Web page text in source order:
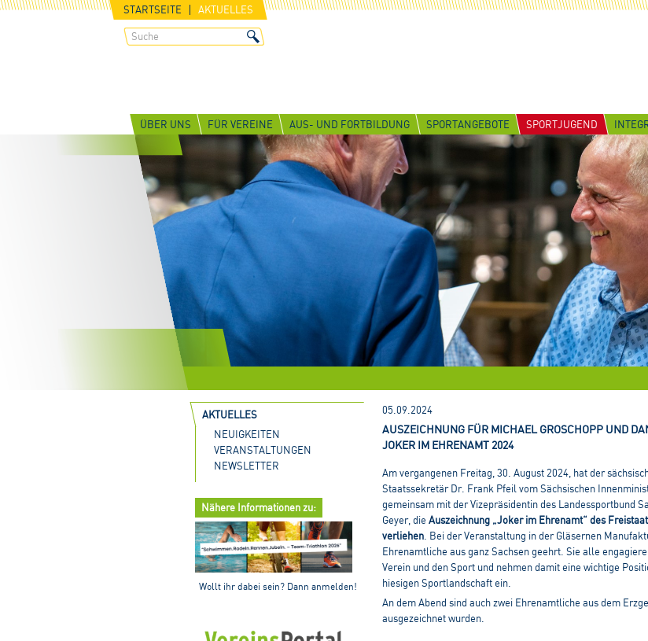
STARTSEITE AKTUELLES
ÜBER UNS FÜR VEREINE AUS- UND FORTBILDUNG SPORTANGEBOTE SPORTJUGEND
AKTUELLES
NEUIGKEITEN
VERANSTALTUNGEN
NEWSLETTER
Nähere Informationen zu:
Wollt ihr dabei sein? Dann anmelden!
05.09.2024
AUSZEICHNUNG FÜR MICHAEL GROSCHOPP UND
JOKER IM EHRENAMT 2024
Am vergangenen Freitag, 30. August 2024, hat der
Staatssekretär Dr. Frank Pfeil vom Sächsischen
gemeinsam mit der Vizepräsidentin des Landessportbund
Geyer, die Auszeichnung „Joker im Ehrenamt“ des
verliehen. Bei der Veranstaltung in der Gläsernen
Ehrenamtliche aus ganz Sachsen geehrt. Sie alle
Verein und den Sport und nehmen damit eine wichtige
hiesigen Sportlandschaft ein.
An dem Abend sind auch zwei Ehrenamtliche aus dem
ausgezeichnet wurden.